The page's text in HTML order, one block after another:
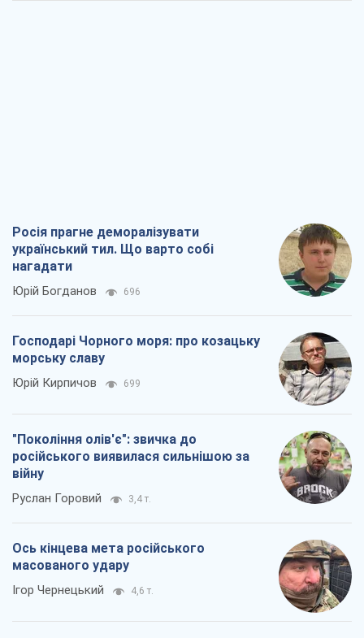
Росія прагне деморалізувати
український тил. Що варто собі
нагадати
Юрій Богданов 696
Господарі Чорного моря: про козацьку
морську славу
Юрій Кирпичов 699
"Покоління олів'є": звичка до
російського виявилася сильнішою за
війну
Руслан Горовий 3,4 т.
Ось кінцева мета російського
масованого удару
Ігор Чернецький 4,6 т.